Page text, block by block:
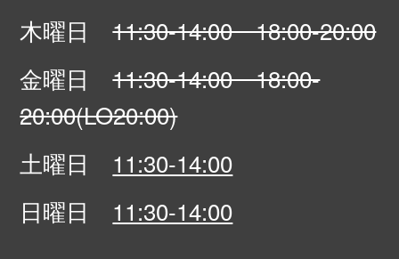
木曜日11:30-14:00 18:00-20:00
金曜日11:30-14:00 18:00-
20:00(LO20:00)
土曜日 11:30-14:00
日曜日 11:30-14:00